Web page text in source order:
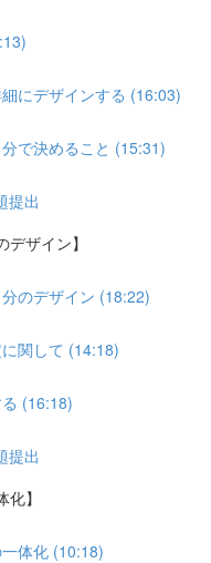
にデザインする (16:03)
で決めること (15:31)
提出
ザイン】
のデザイン (18:22)
関して (14:18)
(16:18)
提出
】
体化 (10:18)